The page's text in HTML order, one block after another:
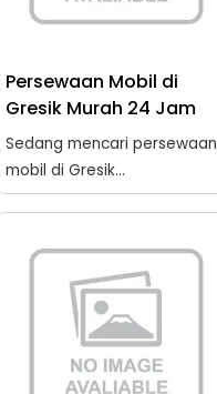
Persewaan Mobil di
Gresik Murah 24 Jam
Sedang mencari persewaan
mobil di Gresik...